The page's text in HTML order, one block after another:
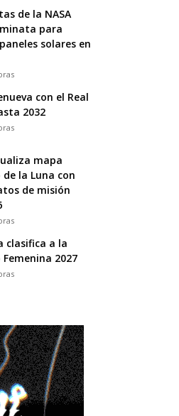
de la NASA
para
solares en
con el Real
2032
mapa
la Luna con
de misión
clasifica a la
2027